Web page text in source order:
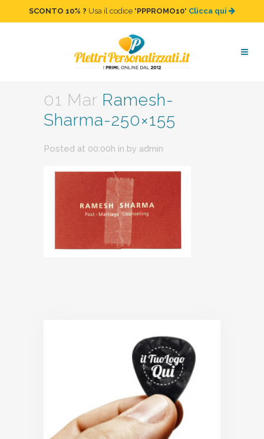
SCONTO 10% ? Usa il codice "PPPROMO10" Clicca qui
Ramesh-Sharma-250×155
01 Mar Ramesh-
Sharma-250×155
Posted at 00:00h in by admin